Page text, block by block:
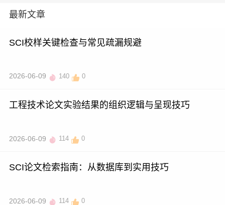
最新文章
SCI校样关键检查与常见疏漏规避
2026-06-09 140 0
工程技术论文实验结果的组织逻辑与呈现技巧
2026-06-09 114 0
SCI论文检索指南：从数据库到实用技巧
2026-06-09 114 0